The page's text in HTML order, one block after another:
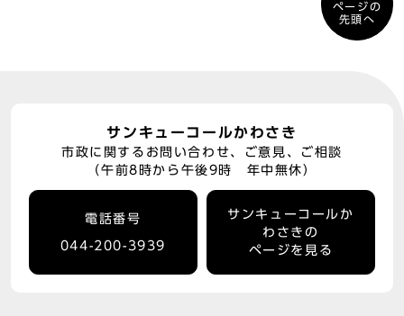
ページの
先頭へ
サンキューコールかわさき
市政に関するお問い合わせ、ご意見、ご相談
（午前8時から午後9時 年中無休）
電話番号
044-200-3939
サンキューコールか
わさきの
ページを見る